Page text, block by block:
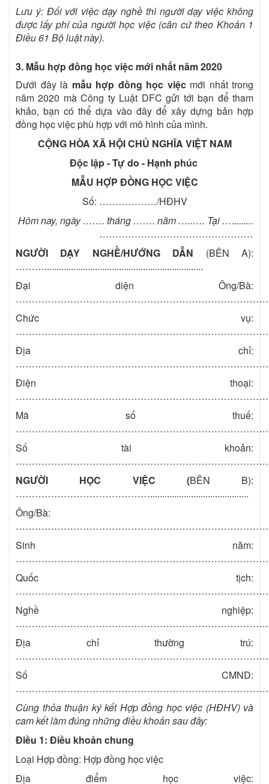
Lưu ý: Đối với việc dạy nghề thì người dạy việc không
được lấy phí của người học việc (căn cứ theo Khoản 1
Điều 61 Bộ luật này).
3. Mẫu hợp đồng học việc mới nhất năm 2020
Dưới đây là mẫu hợp đồng học việcmới nhất trong
năm 2020 mà Công ty Luật DFC gửi tới bạn để tham
khảo, bạn có thể dựa vào đây để xây dựng bản hợp
đồng học việc phù hợp với mô hình của mình.
CỘNG HÒA XÃ HỘI CHỦ NGHĨA VIỆT NAM
Độc lập - Tự do - Hạnh phúc
MẪU HỢP ĐỒNG HỌC VIỆC
Số: ………………/HĐHV
Hôm nay, ngày ……. tháng ……. năm …..…. Tại ….........
…………………………………………
NGƯỜI DẠY NGHỀ/HƯỚNG DẪN (BÊN A):
………..................................................................
Đại diện Ông/Bà:
Chức vụ:
Địa chỉ:
Điện thoại:
Mã số thuế:
Số tài khoản:
NGƯỜI HỌC VIỆC (BÊN B):
…………………………………….........................................
Ông/Bà:
Sinh năm:
Quốc tịch:
Nghề nghiệp:
Địa chỉ thường trú:
Số CMND:
Cùng thỏa thuận ký kết Hợp đồng học việc (HĐHV) và
cam kết làm đúng những điều khoản sauđây:
Điều 1: Điều khoản chung
Loại Hợp đồng: Hợp đồng học việc
Địa điểm học việc: